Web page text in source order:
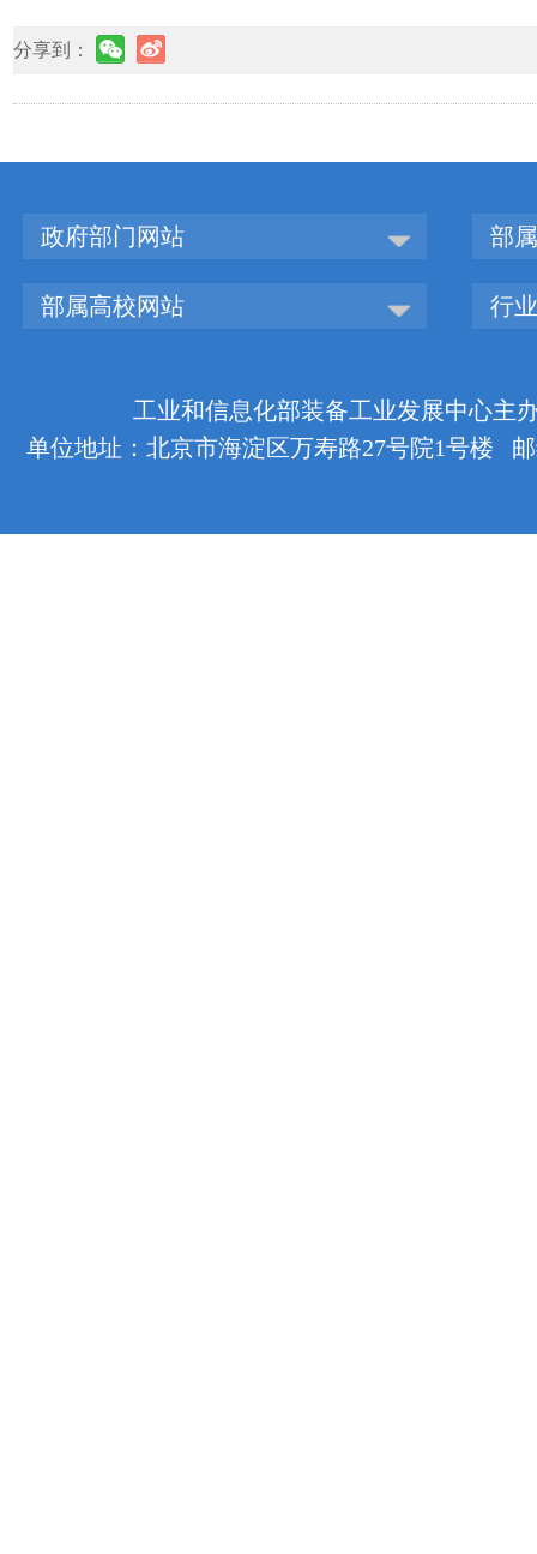
分享到：
政府部门网站 部
部属高校网站 行
工业和信息化部装备工业发展中心主
单位地址：北京市海淀区万寿路27号院1号楼